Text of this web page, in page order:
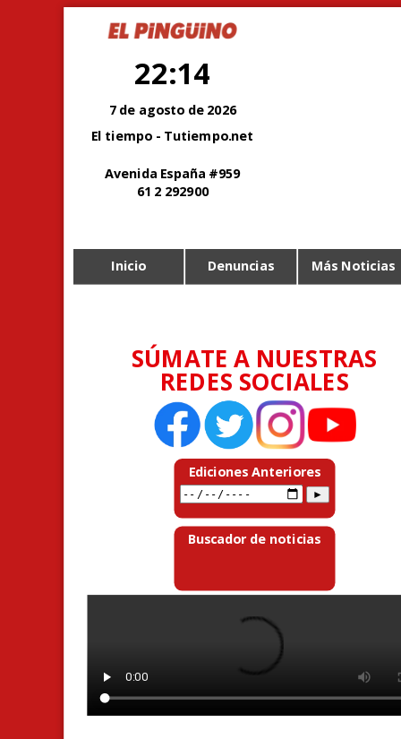
22:14
7 de agosto de 2026
El tiempo - Tutiempo.net
Avenida España #959
61 2 292900
Inicio Denuncias Más Noticias
SÚMATE A NUESTRAS
REDES SOCIALES
Ediciones Anteriores
Buscador de noticias